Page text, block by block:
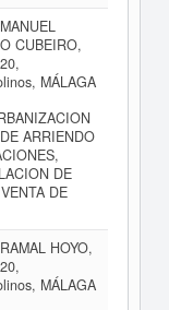
CUBEIRO,
MÁLAGA
ARRIENDO
DE
DE
HOYO,
MÁLAGA